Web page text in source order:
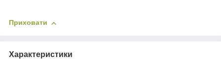
Приховати
Характеристики